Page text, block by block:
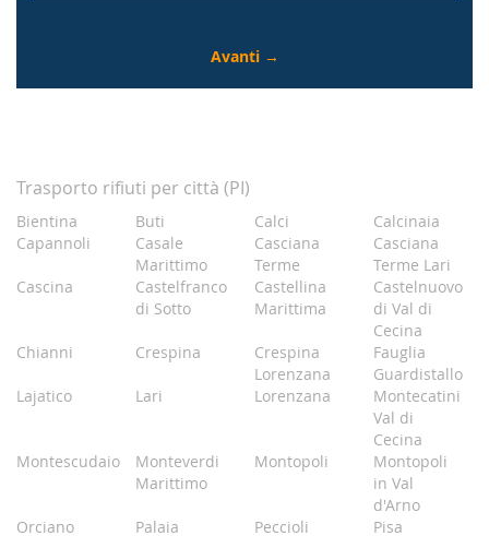
Trasporto rifiuti per città (PI)
Bientina Buti Calci
Calcinaia
Capannoli
Casale
Marittimo
Casciana
Terme
Casciana
Terme Lari
Cascina
Castelfranco
di Sotto
Castellina
Marittima
Castelnuovo
di Val di
Cecina
Chianni
Crespina
Crespina
Lorenzana
Fauglia
Guardistallo
Lajatico
Lari Lorenzana
Montecatini
Val di
Cecina
Montescudaio
Monteverdi
Marittimo
Montopoli
Montopoli
in Val
d'Arno
Orciano
Palaia Peccioli Pisa